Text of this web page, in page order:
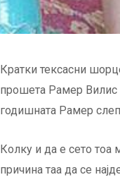
Кратки тексасни
прошета Рамер Вилис
годишната Рамер
Колку и да е сето
причина таа да се